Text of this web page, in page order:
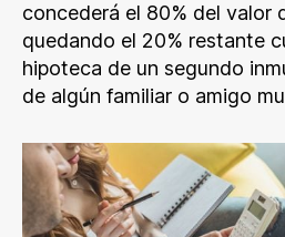
concederá el 80% del valor
quedando el 20% restante
hipoteca de un segundo
de algún familiar o amigo